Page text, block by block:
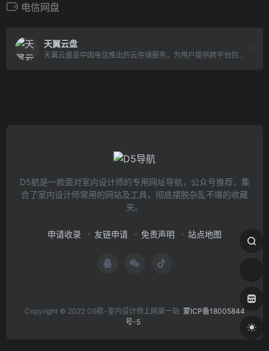
电信网盘
天翼云盘
天翼云盘是中国电信推出的云存储服务，为用户提供跨平台的文件存储、备份、同步及分享服务，是国内领先的免费网盘，安全、可靠、稳定、快速。天翼云盘为用户守护数据资产。
D5航是一款面对室内设计师的专用网址导航，公众号推荐，集
合了室内设计师常用的网站及工具，彻底摆脱杂乱不堪的收藏
夹。
申请收录 友链申请 免责声明 站点地图
Copyright © 2022 D5航-室内设计师上网第一站 蒙ICP备18005844
号-5